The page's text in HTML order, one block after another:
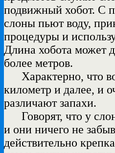
подвижный хобот. С
слоны пьют воду,
процедуры и
Длина хобота может
более метров.
Характерно, что
километр и далее, и
различают запахи.
Говорят, что у
и они ничего не
действительно